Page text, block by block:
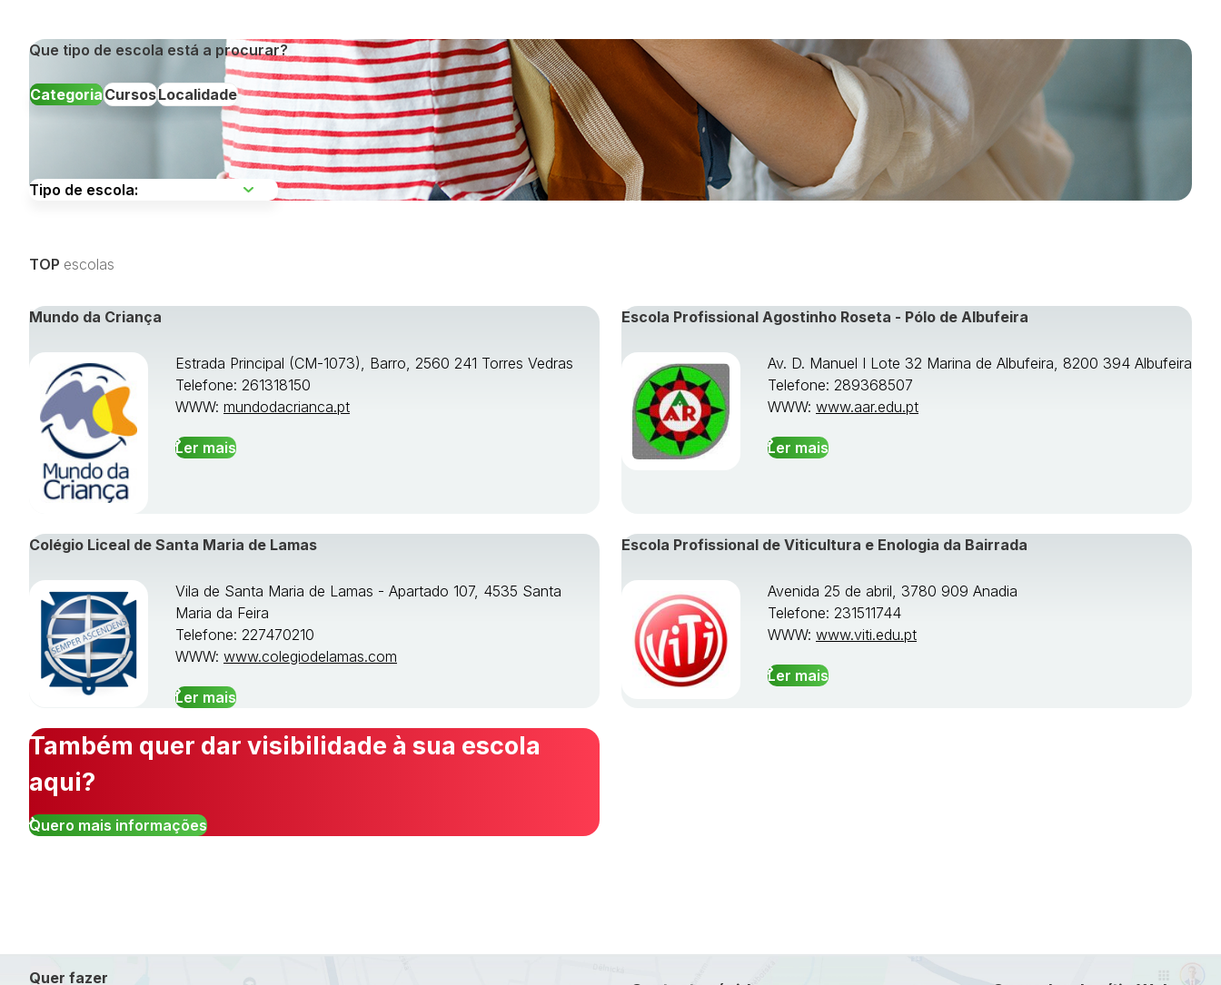
Que tipo de escola está a procurar?
CategoriaCursosLocalidade
TOP escolas
Mundo da Criança
Estrada Principal (CM-1073), Barro, 2560 241 Torres Vedras
Telefone: 261318150
WWW: mundodacrianca.pt
Ler mais
Escola Profissional Agostinho Roseta - Pólo de Albufeira
Av. D. Manuel I Lote 32 Marina de Albufeira, 8200 394 Albufeira
Telefone: 289368507
WWW: www.aar.edu.pt
Ler mais
Colégio Liceal de Santa Maria de Lamas
Vila de Santa Maria de Lamas - Apartado 107, 4535 Santa
Maria da Feira
Telefone: 227470210
WWW: www.colegiodelamas.com
Ler mais
Escola Profissional de Viticultura e Enologia da Bairrada
Avenida 25 de abril, 3780 909 Anadia
Telefone: 231511744
WWW: www.viti.edu.pt
Ler mais
Também quer dar visibilidade à sua escola
aqui?
Quero mais informações
Quer fazer